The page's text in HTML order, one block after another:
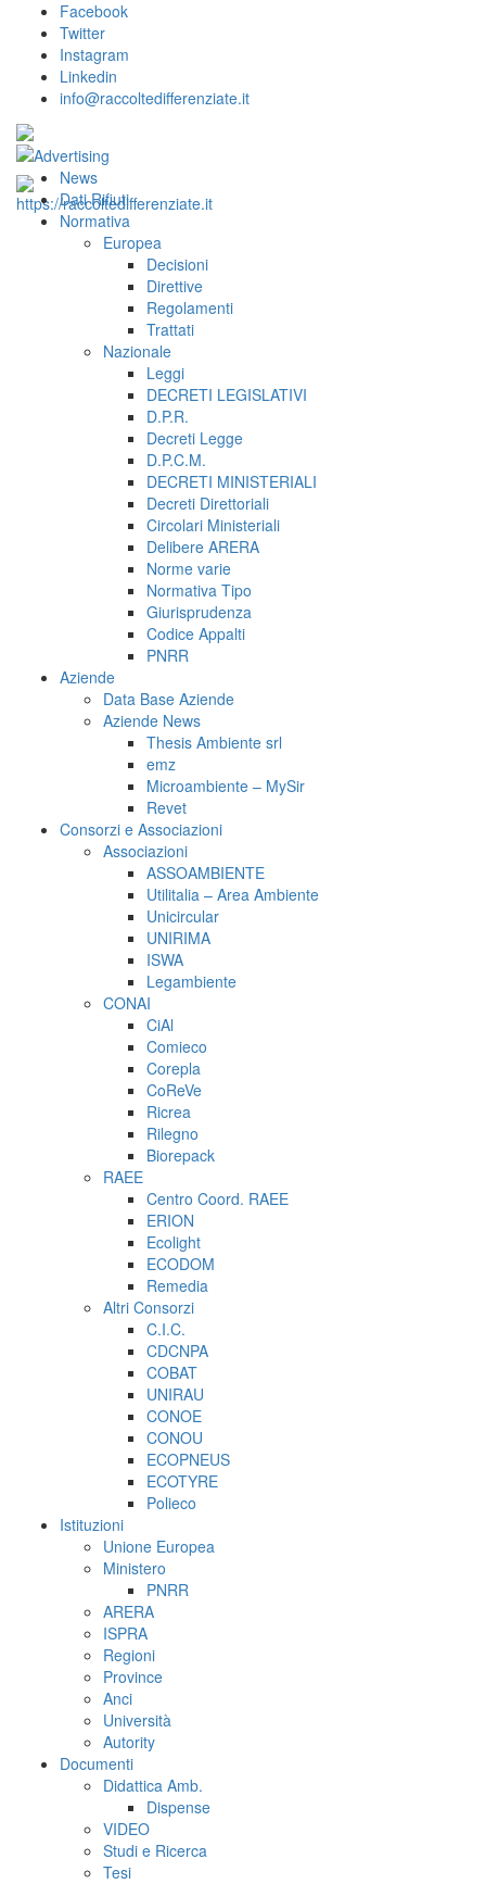
Facebook
Twitter
Instagram
Linkedin
info@raccoltedifferenziate.it
News
Dati Rifiuti
Normativa
Europea
Decisioni
Direttive
Regolamenti
Trattati
Nazionale
Leggi
DECRETI LEGISLATIVI
D.P.R.
Decreti Legge
D.P.C.M.
DECRETI MINISTERIALI
Decreti Direttoriali
Circolari Ministeriali
Delibere ARERA
Norme varie
Normativa Tipo
Giurisprudenza
Codice Appalti
PNRR
Aziende
Data Base Aziende
Aziende News
Thesis Ambiente srl
emz
Microambiente – MySir
Revet
Consorzi e Associazioni
Associazioni
ASSOAMBIENTE
Utilitalia – Area Ambiente
Unicircular
UNIRIMA
ISWA
Legambiente
CONAI
CiAl
Comieco
Corepla
CoReVe
Ricrea
Rilegno
Biorepack
RAEE
Centro Coord. RAEE
ERION
Ecolight
ECODOM
Remedia
Altri Consorzi
C.I.C.
CDCNPA
COBAT
UNIRAU
CONOE
CONOU
ECOPNEUS
ECOTYRE
Polieco
Istituzioni
Unione Europea
Ministero
PNRR
ARERA
ISPRA
Regioni
Province
Anci
Università
Autority
Documenti
Didattica Amb.
Dispense
VIDEO
Studi e Ricerca
Tesi